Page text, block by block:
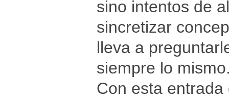
sino intentos de
sincretizar
lleva a
siempre lo
Con esta